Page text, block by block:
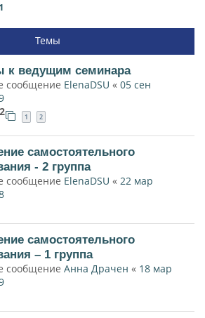
1
Темы
к ведущим семинара
сообщение ElenaDSU « 05 сен
1 2
самостоятельного
- 2 группа
сообщение ElenaDSU « 22 мар
самостоятельного
– 1 группа
сообщение Анна Драчен « 18 мар